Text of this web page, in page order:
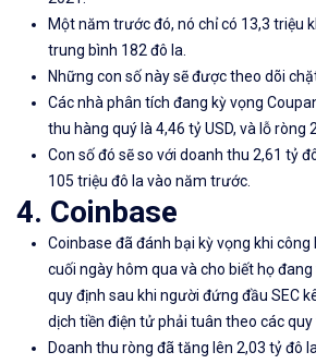
Một năm trước đó, nó chỉ có 13,3 triệu
trung bình 182 đô la.
Những con số này sẽ được theo dõi
Các nhà phân tích đang kỳ vọng
thu hàng quý là 4,46 tỷ USD, và lỗ ròng
Con số đó sẽ so với doanh thu 2,61 tỷ
105 triệu đô la vào năm trước.
4. Coinbase
Coinbase đã đánh bại kỳ vọng khi công
cuối ngày hôm qua và cho biết họ
quy định sau khi người đứng đầu SEC
dịch tiền điện tử phải tuân theo các
Doanh thu ròng đã tăng lên 2,03 tỷ đô